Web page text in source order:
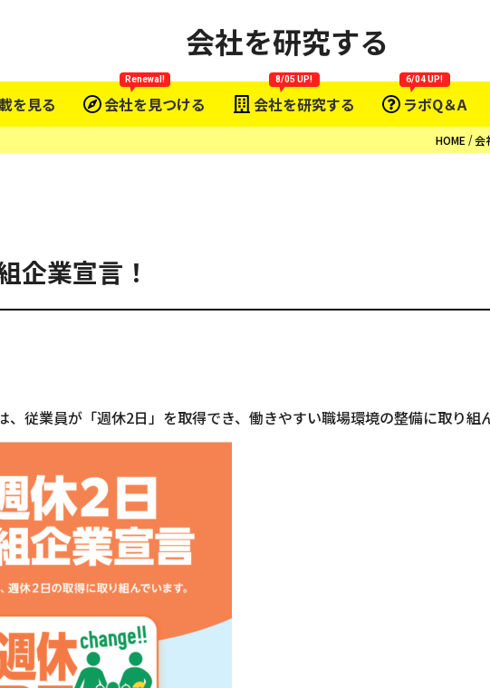
を見る 会社を見つける
Renewal!
会社を研究する
8/05 UP!
ラボQ＆A
6/04 UP!
会社を研究する
HOME 会
企業宣言！
、従業員が「週休2日」を取得でき、働きやすい職場環境の整備に取り組